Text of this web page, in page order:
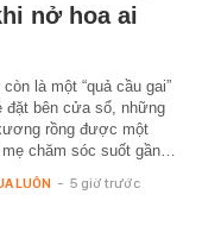
nở hoa ai
còn là một “quả cầu gai”
đặt bên cửa sổ, những
rồng được một
chăm sóc suốt gần…
LUÔN - 5 giờ trước